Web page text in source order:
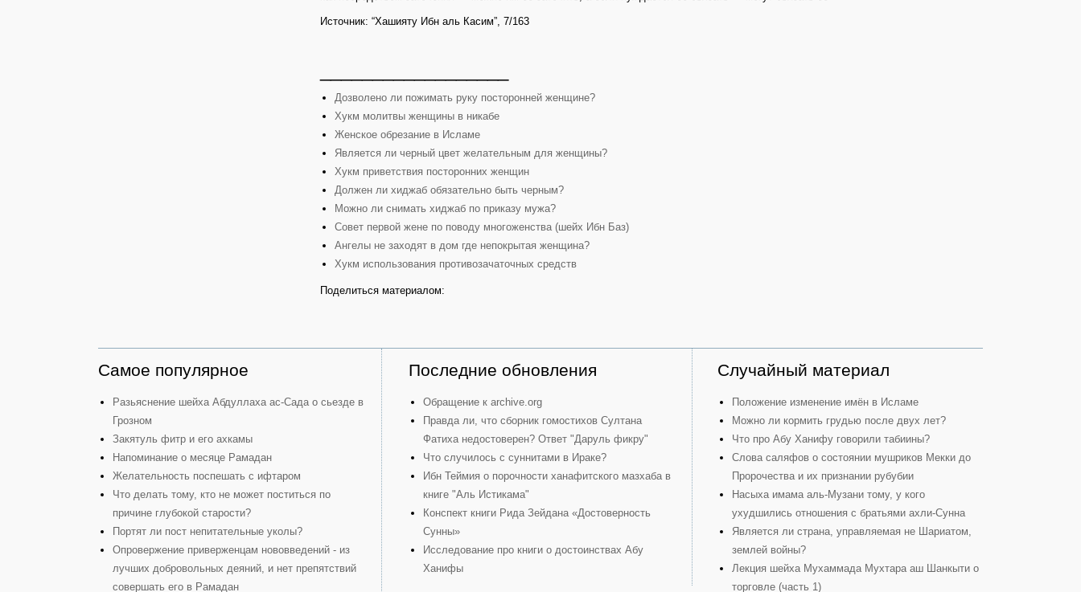
Источник: “Хашияту Ибн аль Касим”, 7/163
Дозволено ли пожимать руку посторонней женщине?
Хукм молитвы женщины в никабе
Женское обрезание в Исламе
Является ли черный цвет желательным для женщины?
Хукм приветствия посторонних женщин
Должен ли хиджаб обязательно быть черным?
Можно ли снимать хиджаб по приказу мужа?
Совет первой жене по поводу многоженства (шейх Ибн Баз)
Ангелы не заходят в дом где непокрытая женщина?
Хукм использования противозачаточных средств
Поделиться материалом:
Самое популярное
Разьяснение шейха Абдуллаха ас-Сада о сьезде в
Грозном
Закятуль фитр и его ахкамы
Напоминание о месяце Рамадан
Желательность поспешать с ифтаром
Что делать тому, кто не может поститься по
причине глубокой старости?
Портят ли пост непитательные уколы?
Опровержение приверженцам нововведений - из
лучших добровольных деяний, и нет препятствий
совершать его в Рамадан
Последние обновления
Обращение к archive.org
Правда ли, что сборник гомостихов Султана
Фатиха недостоверен? Ответ "Даруль фикру"
Что случилось с суннитами в Ираке?
Ибн Теймия о порочности ханафитского мазхаба в
книге "Аль Истикама"
Конспект книги Рида Зейдана «Достоверность
Сунны»
Исследование про книги о достоинствах Абу
Ханифы
Случайный материал
Положение изменение имён в Исламе
Можно ли кормить грудью после двух лет?
Что про Абу Ханифу говорили табиины?
Слова саляфов о состоянии мушриков Мекки до
Пророчества и их признании рубубии
Насыха имама аль-Музани тому, у кого
ухудшились отношения с братьями ахли-Сунна
Является ли страна, управляемая не Шариатом,
землей войны?
Лекция шейха Мухаммада Мухтара аш Шанкыти о
торговле (часть 1)